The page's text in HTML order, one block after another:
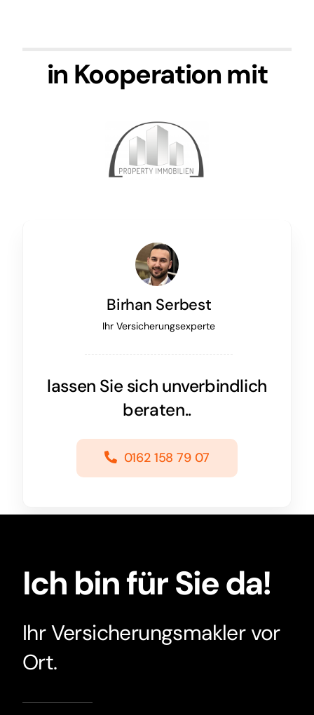
in Kooperation mit
Birhan Serbest
Ihr Versicherungsexperte
lassen Sie sich unverbindlich
beraten..
0162 158 79 07
Ich bin für Sie da!
Ihr Versicherungsmakler vor
Ort.